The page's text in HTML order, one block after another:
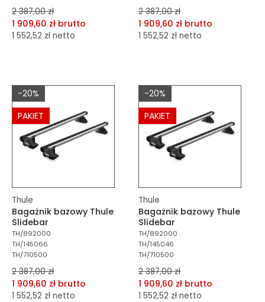
2 387,00 zł
1 909,60 zł brutto
1 552,52 zł netto
Do koszyka
2 387,00 zł
1 909,60 zł brutto
1 552,52 zł netto
Do koszyka
-20%
PAKIET
Thule
Bagażnik bazowy Thule
Slidebar
TH/892000
TH/145066
TH/710500
2 387,00 zł
1 909,60 zł brutto
1 552,52 zł netto
-20%
PAKIET
Thule
Bagażnik bazowy Thule
Slidebar
TH/892000
TH/145046
TH/710500
2 387,00 zł
1 909,60 zł brutto
1 552,52 zł netto